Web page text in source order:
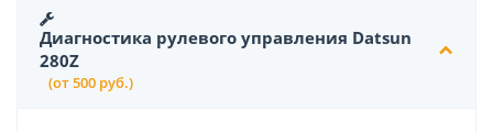
Диагностика рулевого управления Datsun
280Z
(от 500 руб.)